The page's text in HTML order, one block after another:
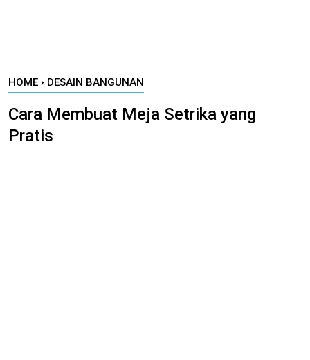
HOME › DESAIN BANGUNAN
Cara Membuat Meja Setrika yang
Pratis